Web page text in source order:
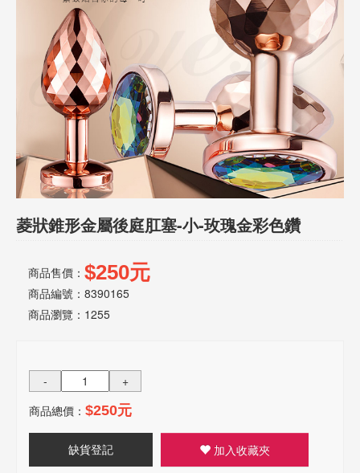
說
明
菱狀錐形金屬後庭肛塞-小-玫瑰金彩色鑽
商品售價： $250元
商品編號：8390165
商品瀏覽： 1255
-
+
商品總價： $250元
缺貨登記 加入收藏夾